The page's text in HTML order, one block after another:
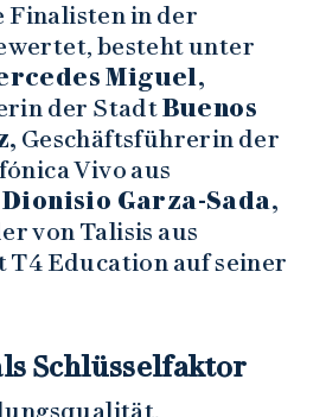
Finalisten in der
besteht unter
Miguel,
der StadtBuenos
Geschäftsführerin der
Vivo aus
Dionisio Garza-Sada,
von Talisis aus
T4 Education auf seiner
Schlüsselfaktor